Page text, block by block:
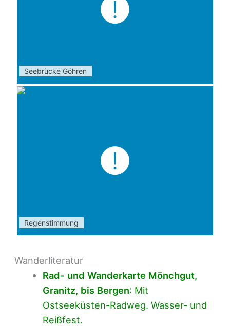
Seebrücke Göhren
Regenstimmung
Wanderliteratur
Rad- und Wanderkarte Mönchgut,
Granitz, bis Bergen: Mit
Ostseeküsten-Radweg. Wasser- und
Reißfest.